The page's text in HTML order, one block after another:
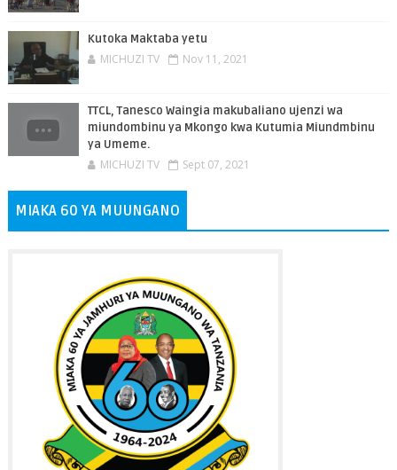
Kutoka Maktaba yetu
MICHUZI TV Nov 11, 2021
TTCL, Tanesco Waingia makubaliano ujenzi wa
miundombinu ya Mkongo kwa Kutumia Miundmbinu
ya Umeme.
MICHUZI TV Sept 07, 2021
MIAKA 60 YA MUUNGANO